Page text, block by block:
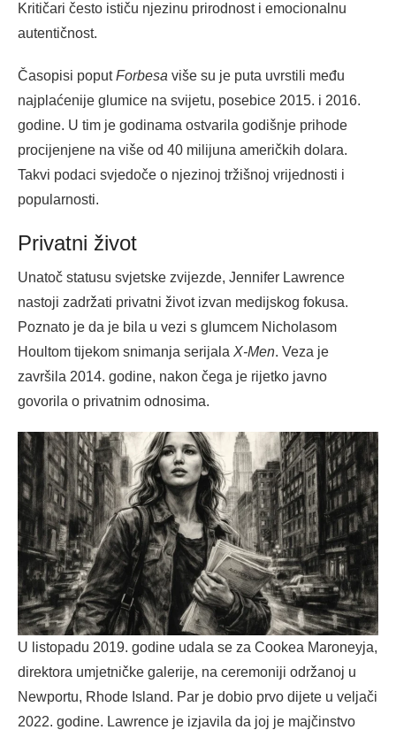
Kritičari često ističu njezinu prirodnost i emocionalnu
autentičnost.
Časopisi poputForbesa više su je puta uvrstili među
najplaćenije glumice na svijetu, posebice 2015. i 2016.
godine. U tim je godinama ostvarila godišnje prihode
procijenjene na više od 40 milijuna američkih dolara.
Takvi podaci svjedoče o njezinoj tržišnoj vrijednosti i
popularnosti.
Privatni život
Unatoč statusu svjetske zvijezde, Jennifer Lawrence
nastoji zadržati privatni život izvan medijskog fokusa.
Poznato je da je bila u vezi s glumcem Nicholasom
Houltom tijekom snimanja serijala X-Men. Veza je
završila 2014. godine, nakon čega je rijetko javno
govorila o privatnim odnosima.
U listopadu 2019. godine udala se za Cookea Maroneyja,
direktora umjetničke galerije, na ceremoniji održanoj u
Newportu, Rhode Island. Par je dobio prvo dijete u veljači
2022. godine. Lawrence je izjavila da joj je majčinstvo